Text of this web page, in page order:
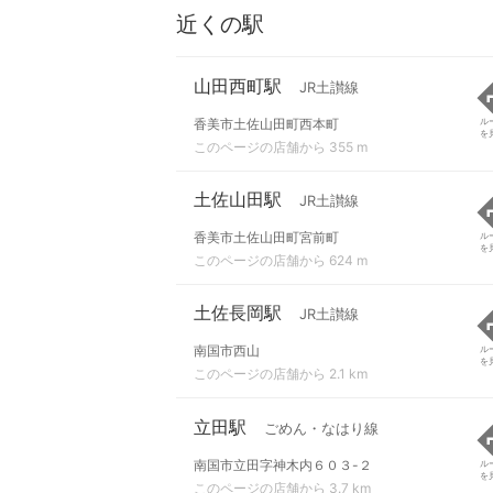
近くの駅
山田西町駅 JR土讃線
香美市土佐山田町西本町
このページの店舗から 355 m
ル
を
土佐山田駅 JR土讃線
香美市土佐山田町宮前町
このページの店舗から 624 m
ル
を
土佐長岡駅 JR土讃線
南国市西山
このページの店舗から 2.1 km
ル
を
立田駅 ごめん・なはり線
南国市立田字神木内６０３-２
このページの店舗から 3.7 km
ル
を